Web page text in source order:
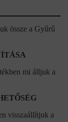
össze a Gyűrű
mi álljuk a
visszaállítjuk a